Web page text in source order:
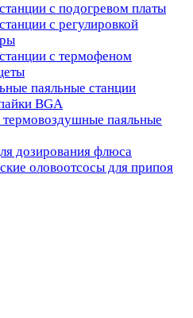
с подогревом платы
с регулировкой
с термофеном
паяльные станции
BGA
паяльные
дозирования флюса
оловоотсосы для припоя